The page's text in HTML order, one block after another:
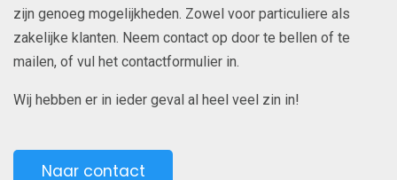
zijn genoeg mogelijkheden. Zowel voor particuliere als
zakelijke klanten. Neem contact op door te bellen of te
mailen, of vul het contactformulier in.
Wij hebben er in ieder geval al heel veel zin in!
Naar contact